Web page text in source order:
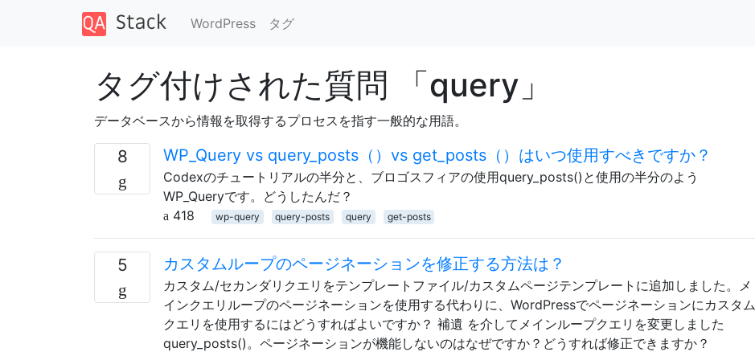
WordPress タグ
タグ付けされた質問 「query」
データベースから情報を取得するプロセスを指す一般的な用語。
8 WP_Query vs query_posts（）vs get_posts（）はいつ使用すべきですか？
Codexのチュートリアルの半分と、ブロゴスフィアの使用query_posts()と使用の半分のよう
WP_Queryです。どうしたんだ？
418
wp-query query-posts query get-posts
5 カスタムループのページネーションを修正する方法は？
カスタム/セカンダリクエリをテンプレートファイル/カスタムページテンプレートに追加しました。メ
インクエリループのページネーションを使用する代わりに、WordPressでページネーションにカスタム
クエリを使用するにはどうすればよいですか？ 補遺 を介してメインループクエリを変更しました
query_posts()。ページネーションが機能しないのはなぜですか？どうすれば修正できますか？